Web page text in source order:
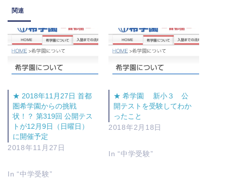
関連
★ 2018年11月27日 首都
圏希学園からの挑戦
状！？ 第319回 公開テス
トが12月9日（日曜日）
に開催予定
2018年11月27日
In “中学受験”
★ 希学園 新小３ 公
開テストを受験してわか
ったこと
2018年2月18日
In “中学受験”